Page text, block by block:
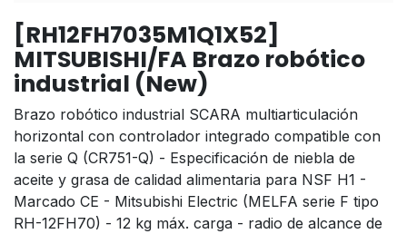
[RH12FH7035M1Q1X52]
MITSUBISHI/FA Brazo robótico
industrial (New)
Brazo robótico industrial SCARA multiarticulación
horizontal con controlador integrado compatible con
la serie Q (CR751-Q) - Especificación de niebla de
aceite y grasa de calidad alimentaria para NSF H1 -
Marcado CE - Mitsubishi Electric (MELFA serie F tipo
RH-12FH70) - 12 kg máx. carga - radio de alcance de